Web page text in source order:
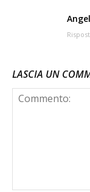
LASCIA UN